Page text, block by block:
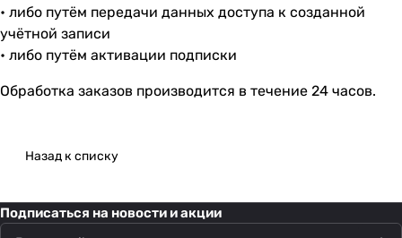
• либо путём передачи данных доступа к созданной
учётной записи
• либо путём активации подписки
Обработка заказов производится в течение 24 часов.
Назад к списку
Подписаться на новости и акции